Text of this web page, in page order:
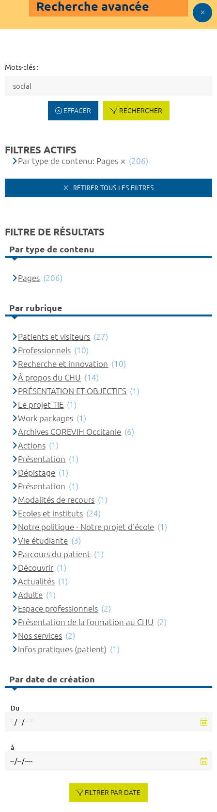
Recherche avancée
Mots-clés :
EFFACER RECHERCHER
FILTRES ACTIFS
Par type de contenu: Pages (206)
RETIRER TOUS LES FILTRES
FILTRE DE RÉSULTATS
Par type de contenu
Pages (206)
Par rubrique
Patients et visiteurs (27)
Professionnels (10)
Recherche et innovation (10)
À propos du CHU (14)
PRÉSENTATION ET OBJECTIFS (1)
Le projet TIE (1)
Work packages (1)
Archives COREVIH Occitanie (6)
Actions (1)
Présentation (1)
Dépistage (1)
Présentation (1)
Modalités de recours (1)
Ecoles et instituts (24)
Notre politique - Notre projet d'école (1)
Vie étudiante (3)
Parcours du patient (1)
Découvrir (1)
Actualités (1)
Adulte (1)
Espace professionnels (2)
Présentation de la formation au CHU (2)
Nos services (2)
Infos pratiques (patient) (1)
Par date de création
Du
à
FILTRER PAR DATE